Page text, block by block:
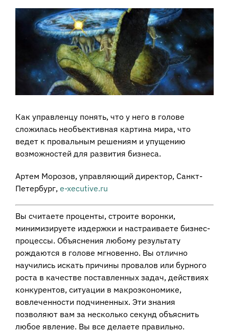
View
Larger
Как управленцу понять, что у него в голове
сложилась необъективная картина мира, что
ведет к провальным решениям и упущению
возможностей для развития бизнеса.
Артем Морозов, управляющий директор, Санкт-
Петербург, e-xecutive.ru
Вы считаете проценты, строите воронки,
минимизируете издержки и настраиваете бизнес-
процессы. Объяснения любому результату
рождаются в голове мгновенно. Вы отлично
научились искать причины провалов или бурного
роста в качестве поставленных задач, действиях
конкурентов, ситуации в макроэкономике,
вовлеченности подчиненных. Эти знания
позволяют вам за несколько секунд объяснить
любое явление. Вы все делаете правильно.